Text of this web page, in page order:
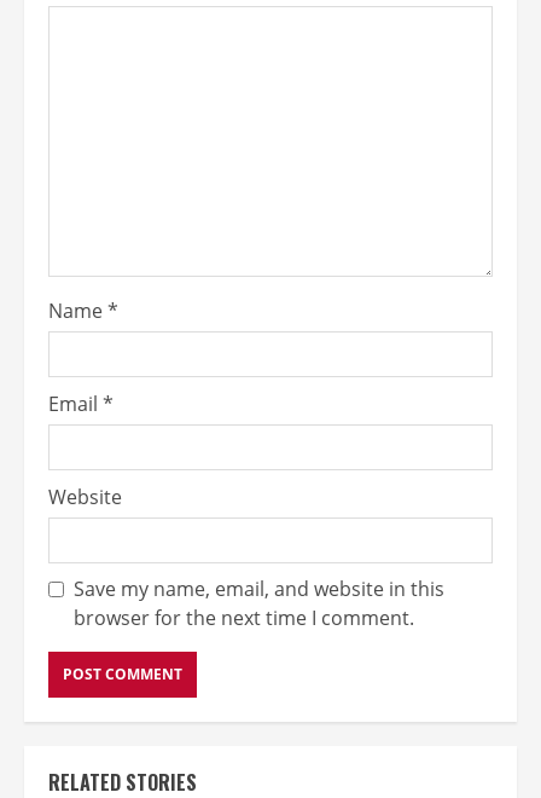
Name*
Email *
Website
Save my name, email, and website in this
browser for the next time I comment.
RELATED STORIES